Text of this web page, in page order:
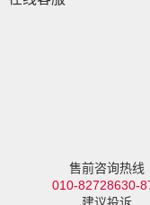
售前咨询热线
010-82728630-